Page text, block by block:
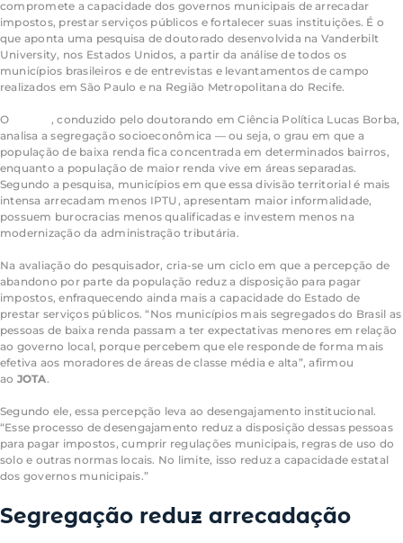
compromete a capacidade dos governos municipais de arrecadar
impostos, prestar serviços públicos e fortalecer suas instituições. É o
que aponta uma pesquisa de doutorado desenvolvida na Vanderbilt
University, nos Estados Unidos, a partir da análise de todos os
municípios brasileiros e de entrevistas e levantamentos de campo
realizados em São Paulo e na Região Metropolitana do Recife.
O
, conduzido pelo doutorando em Ciência Política Lucas Borba,
analisa a segregação socioeconômica — ou seja, o grau em que a
população de baixa renda fica concentrada em determinados bairros,
enquanto a população de maior renda vive em áreas separadas.
Segundo a pesquisa, municípios em que essa divisão territorial é mais
intensa arrecadam menos IPTU, apresentam maior informalidade,
possuem burocracias menos qualificadas e investem menos na
modernização da administração tributária.
Na avaliação do pesquisador, cria-se um ciclo em que a percepção de
abandono por parte da população reduz a disposição para pagar
impostos, enfraquecendo ainda mais a capacidade do Estado de
prestar serviços públicos. “Nos municípios mais segregados do Brasil as
pessoas de baixa renda passam a ter expectativas menores em relação
ao governo local, porque percebem que ele responde de forma mais
efetiva aos moradores de áreas de classe média e alta”, afirmou
ao JOTA.
Segundo ele, essa percepção leva ao desengajamento institucional.
“Esse processo de desengajamento reduz a disposição dessas pessoas
para pagar impostos, cumprir regulações municipais, regras de uso do
solo e outras normas locais. No limite, isso reduz a capacidade estatal
dos governos municipais.”
Segregação reduz arrecadação